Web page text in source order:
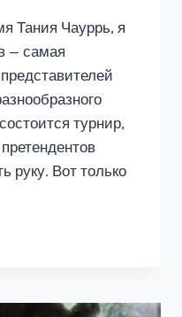
Тания Чауррь, я
— самая
турнир,
руку. Вот только